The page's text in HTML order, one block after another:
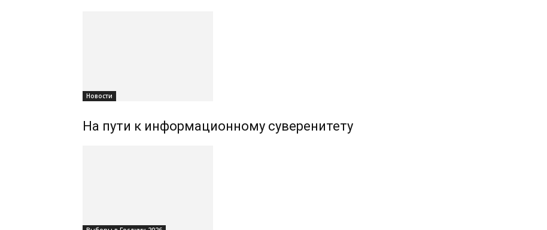
Новости
На пути к информационному суверенитету